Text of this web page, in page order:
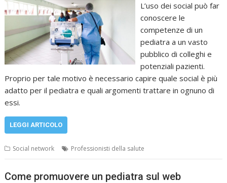
L’uso dei social può far
conoscere le
competenze di un
pediatra a un vasto
pubblico di colleghi e
potenziali pazienti.
Proprio per tale motivo è necessario capire quale social è più
adatto per il pediatra e quali argomenti trattare in ognuno di
essi.
LEGGI ARTICOLO
Social network Professionisti della salute
Come promuovere un pediatra sul web